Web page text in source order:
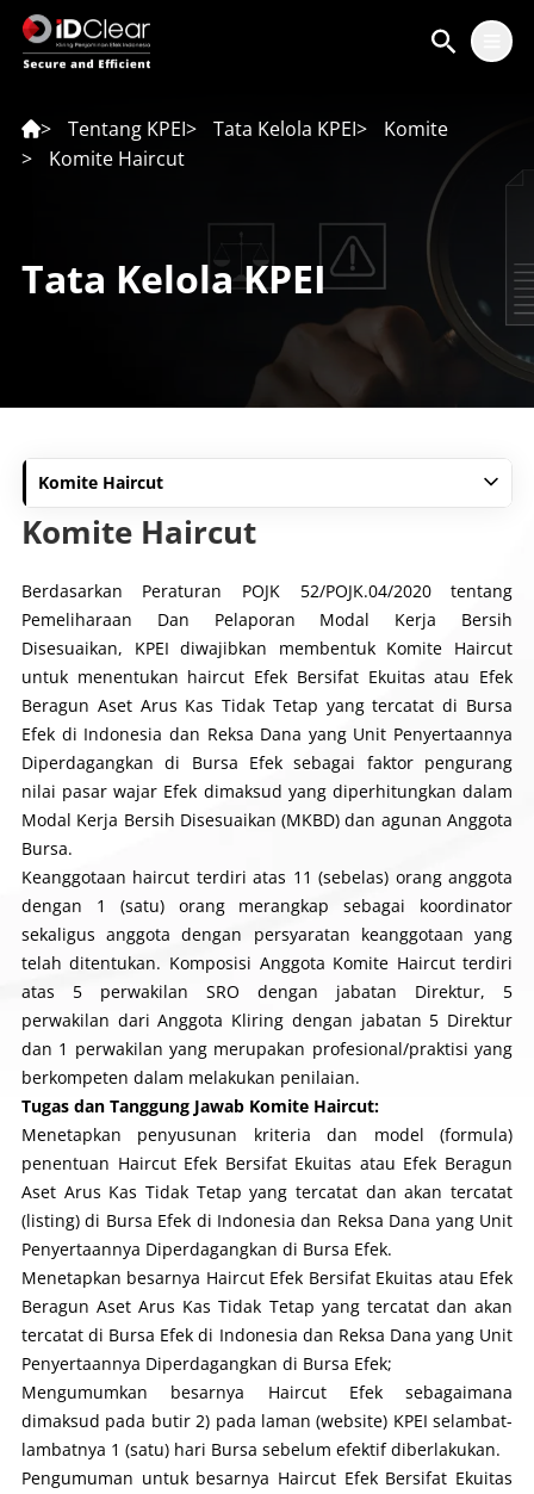
> Tentang KPEI> Tata Kelola KPEI>
Komite
>
Komite Haircut
Tata Kelola KPEI
Komite Haircut
Komite Haircut
Berdasarkan Peraturan POJK 52/POJK.04/2020 tentang
Pemeliharaan Dan Pelaporan Modal Kerja Bersih
Disesuaikan, KPEI diwajibkan membentuk Komite Haircut
untuk menentukan haircut Efek Bersifat Ekuitas atau Efek
Beragun Aset Arus Kas Tidak Tetap yang tercatat di Bursa
Efek di Indonesia dan Reksa Dana yang Unit Penyertaannya
Diperdagangkan di Bursa Efek sebagai faktor pengurang
nilai pasar wajar Efek dimaksud yang diperhitungkan dalam
Modal Kerja Bersih Disesuaikan (MKBD) dan agunan Anggota
Bursa.
Keanggotaan haircut terdiri atas 11 (sebelas) orang anggota
dengan 1 (satu) orang merangkap sebagai koordinator
sekaligus anggota dengan persyaratan keanggotaan yang
telah ditentukan. Komposisi Anggota Komite Haircut terdiri
atas 5 perwakilan SRO dengan jabatan Direktur, 5
perwakilan dari Anggota Kliring dengan jabatan 5 Direktur
dan 1 perwakilan yang merupakan profesional/praktisi yang
berkompeten dalam melakukan penilaian.
Tugas dan Tanggung Jawab Komite Haircut:
Menetapkan penyusunan kriteria dan model (formula)
penentuan Haircut Efek Bersifat Ekuitas atau Efek Beragun
Aset Arus Kas Tidak Tetap yang tercatat dan akan tercatat
(listing) di Bursa Efek di Indonesia dan Reksa Dana yang Unit
Penyertaannya Diperdagangkan di Bursa Efek.
Menetapkan besarnya Haircut Efek Bersifat Ekuitas atau Efek
Beragun Aset Arus Kas Tidak Tetap yang tercatat dan akan
tercatat di Bursa Efek di Indonesia dan Reksa Dana yang Unit
Penyertaannya Diperdagangkan di Bursa Efek;
Mengumumkan besarnya Haircut Efek sebagaimana
dimaksud pada butir 2) pada laman (website) KPEI selambat-
lambatnya 1 (satu) hari Bursa sebelum efektif diberlakukan.
Pengumuman untuk besarnya Haircut Efek Bersifat Ekuitas